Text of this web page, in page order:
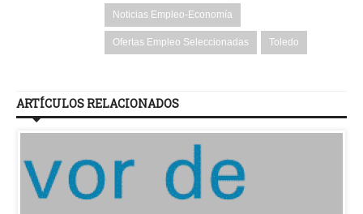
Noticias Empleo-Economía
Ofertas Empleo Seleccionadas Toledo
ARTÍCULOS RELACIONADOS